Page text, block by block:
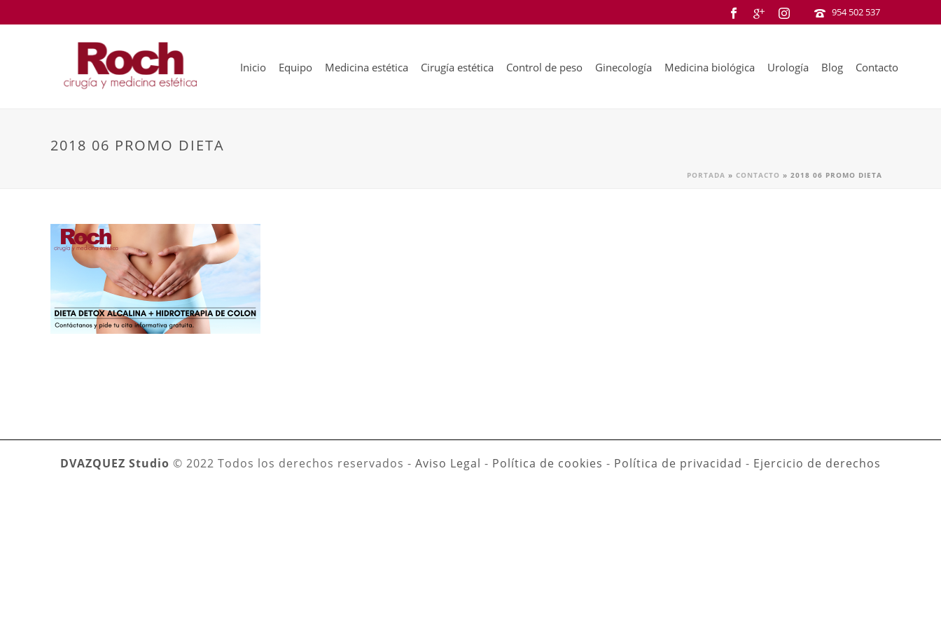
954 502 537
Inicio Equipo Medicina estética Cirugía estética Control de peso Ginecología Medicina biológica Urología Blog Contacto
2018 06 PROMO DIETA
PORTADA » CONTACTO » 2018 06 PROMO DIETA
DVAZQUEZ Studio © 2022 Todos los derechos reservados - Aviso Legal - Política de cookies - Política de privacidad - Ejercicio de derechos